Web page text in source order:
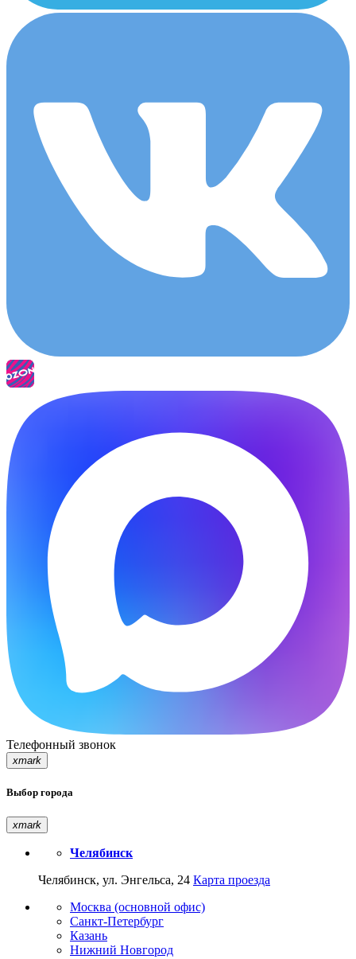
Телефонный звонок
xmark
Выбор города
xmark
Челябинск
Челябинск, ул. Энгельса, 24 Карта проезда
Москва (основной офис)
Санкт-Петербург
Казань
Нижний Новгород